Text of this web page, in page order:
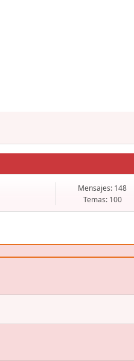
Mensajes: 148
Temas: 100